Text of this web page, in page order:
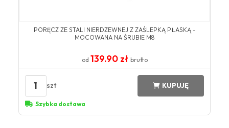
PORĘCZ ZE STALI NIERDZEWNEJ Z ZAŚLEPKĄ PŁASKĄ -
MOCOWANA NA ŚRUBIE M8
od 139.90 zł brutto
1 szt KUPUJĘ
Szybka dostawa